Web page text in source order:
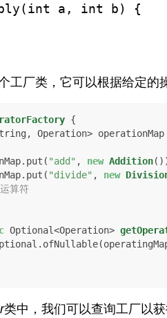
a, int b) {
工厂类，它可以根据给定的
{
Operation>
"add" , new Addition
"divide" , new
算符
Optional<Operation>
类中，我们可以查询工厂以